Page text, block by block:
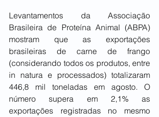
Levantamentos da Associação
Brasileira de Proteína Animal (ABPA)
mostram que as exportações
brasileiras de carne de frango
(considerando todos os produtos, entre
in natura e processados) totalizaram
446,8 mil toneladas em agosto. O
número supera em 2,1% as
exportações registradas no mesmo